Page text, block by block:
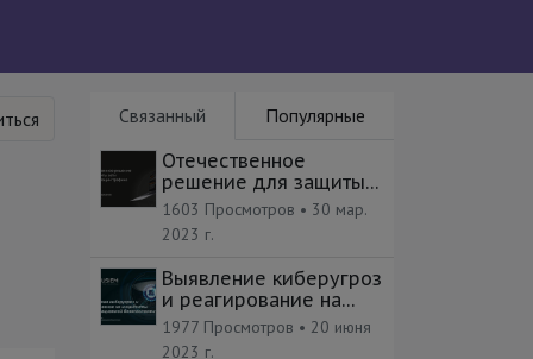
Связанный
Популярные
Отечественное
решение для защиты
сети и фильтрации
трафика
1603 Просмотров • 30 мар.
2023 г.
Выявление киберугроз
и реагирование на
инциденты ИБ
1977 Просмотров • 20 июня
2023 г.